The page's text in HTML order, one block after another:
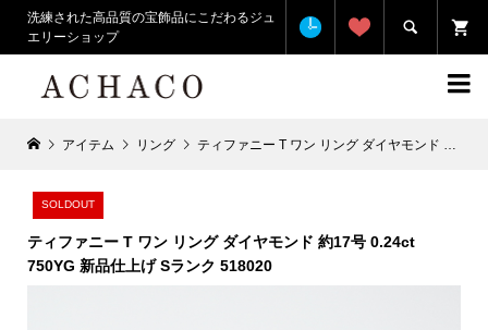
洗練された高品質の宝飾品にこだわるジュ
エリーショップ


アイテム リング ティファニー T ワン リング ダイヤモンド 約17号 0.24ct 750YG 新品仕上げ Sランク 518020
SOLDOUT
ティファニー T ワン リング ダイヤモンド 約17号 0.24ct
750YG 新品仕上げ Sランク 518020